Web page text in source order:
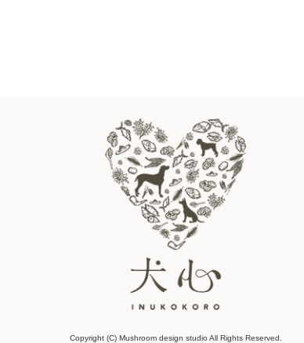
Copyright (C) Mushroom design studio All Rights Reserved.